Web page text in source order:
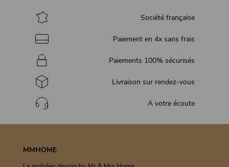
Société française
Paiement en 4x sans frais
Paiements 100% sécurisés
Livraison sur rendez-vous
A votre écoute
MMHOME